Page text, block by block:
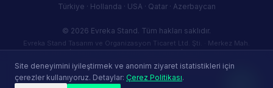
Site deneyimini iyileştirmek ve anonim ziyaret istatistikleri için
çerezler kullanıyoruz. Detaylar: Çerez Politikası.
Türkiye · Hollanda · USA · Qatar · Azerbaycan
© 2026 Evreka Stand. Tüm hakları saklıdır.
Evreka Stand Tasarım ve Organizasyon Ticaret Ltd. Şti. · Merkez Mah.
Firuze Sk. No:5 İç Kapı No:72, 34406 Kağıthane / İstanbul · Mecidiyeköy
V.D. — VKN: 3830946387 · info@evrekastand.com
Gizlilik Politikası Kullanım Koşulları